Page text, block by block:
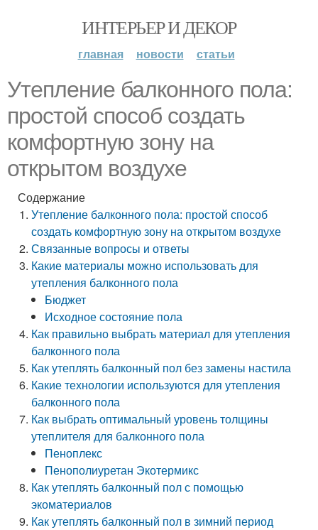
ИНТЕРЬЕР И ДЕКОР
главная новости статьи
Утепление балконного пола:
простой способ создать
комфортную зону на
открытом воздухе
Содержание
Утепление балконного пола: простой способ
создать комфортную зону на открытом воздухе
Связанные вопросы и ответы
Какие материалы можно использовать для
утепления балконного пола
Бюджет
Исходное состояние пола
Как правильно выбрать материал для утепления
балконного пола
Как утеплять балконный пол без замены настила
Какие технологии используются для утепления
балконного пола
Как выбрать оптимальный уровень толщины
утеплителя для балконного пола
Пеноплекс
Пенополиуретан Экотермикс
Как утеплять балконный пол с помощью
экоматериалов
Как утеплять балконный пол в зимний период